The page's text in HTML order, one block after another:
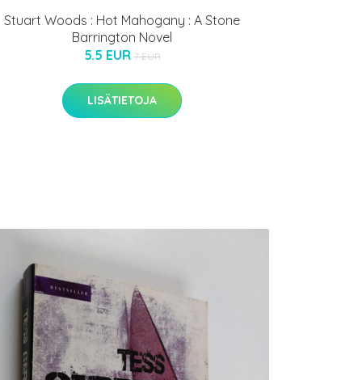
Stuart Woods : Hot Mahogany : A Stone
Barrington Novel
5.5 EUR 7 EUR
LISÄTIETOJA